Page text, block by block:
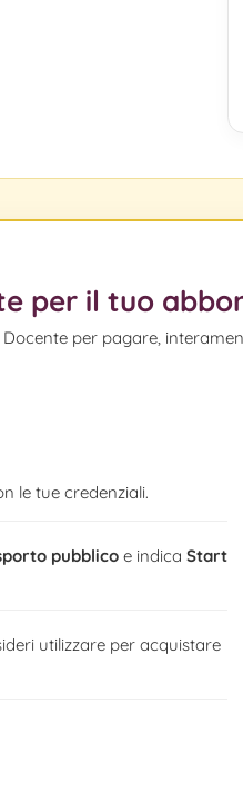
per il tuo
per pagare,
le tue credenziali.
pubblicoe indica Start
utilizzare per acquistare